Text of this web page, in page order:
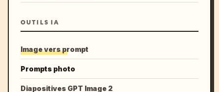
OUTILS IA
Image vers prompt
Prompts photo
Diapositives GPT Image 2